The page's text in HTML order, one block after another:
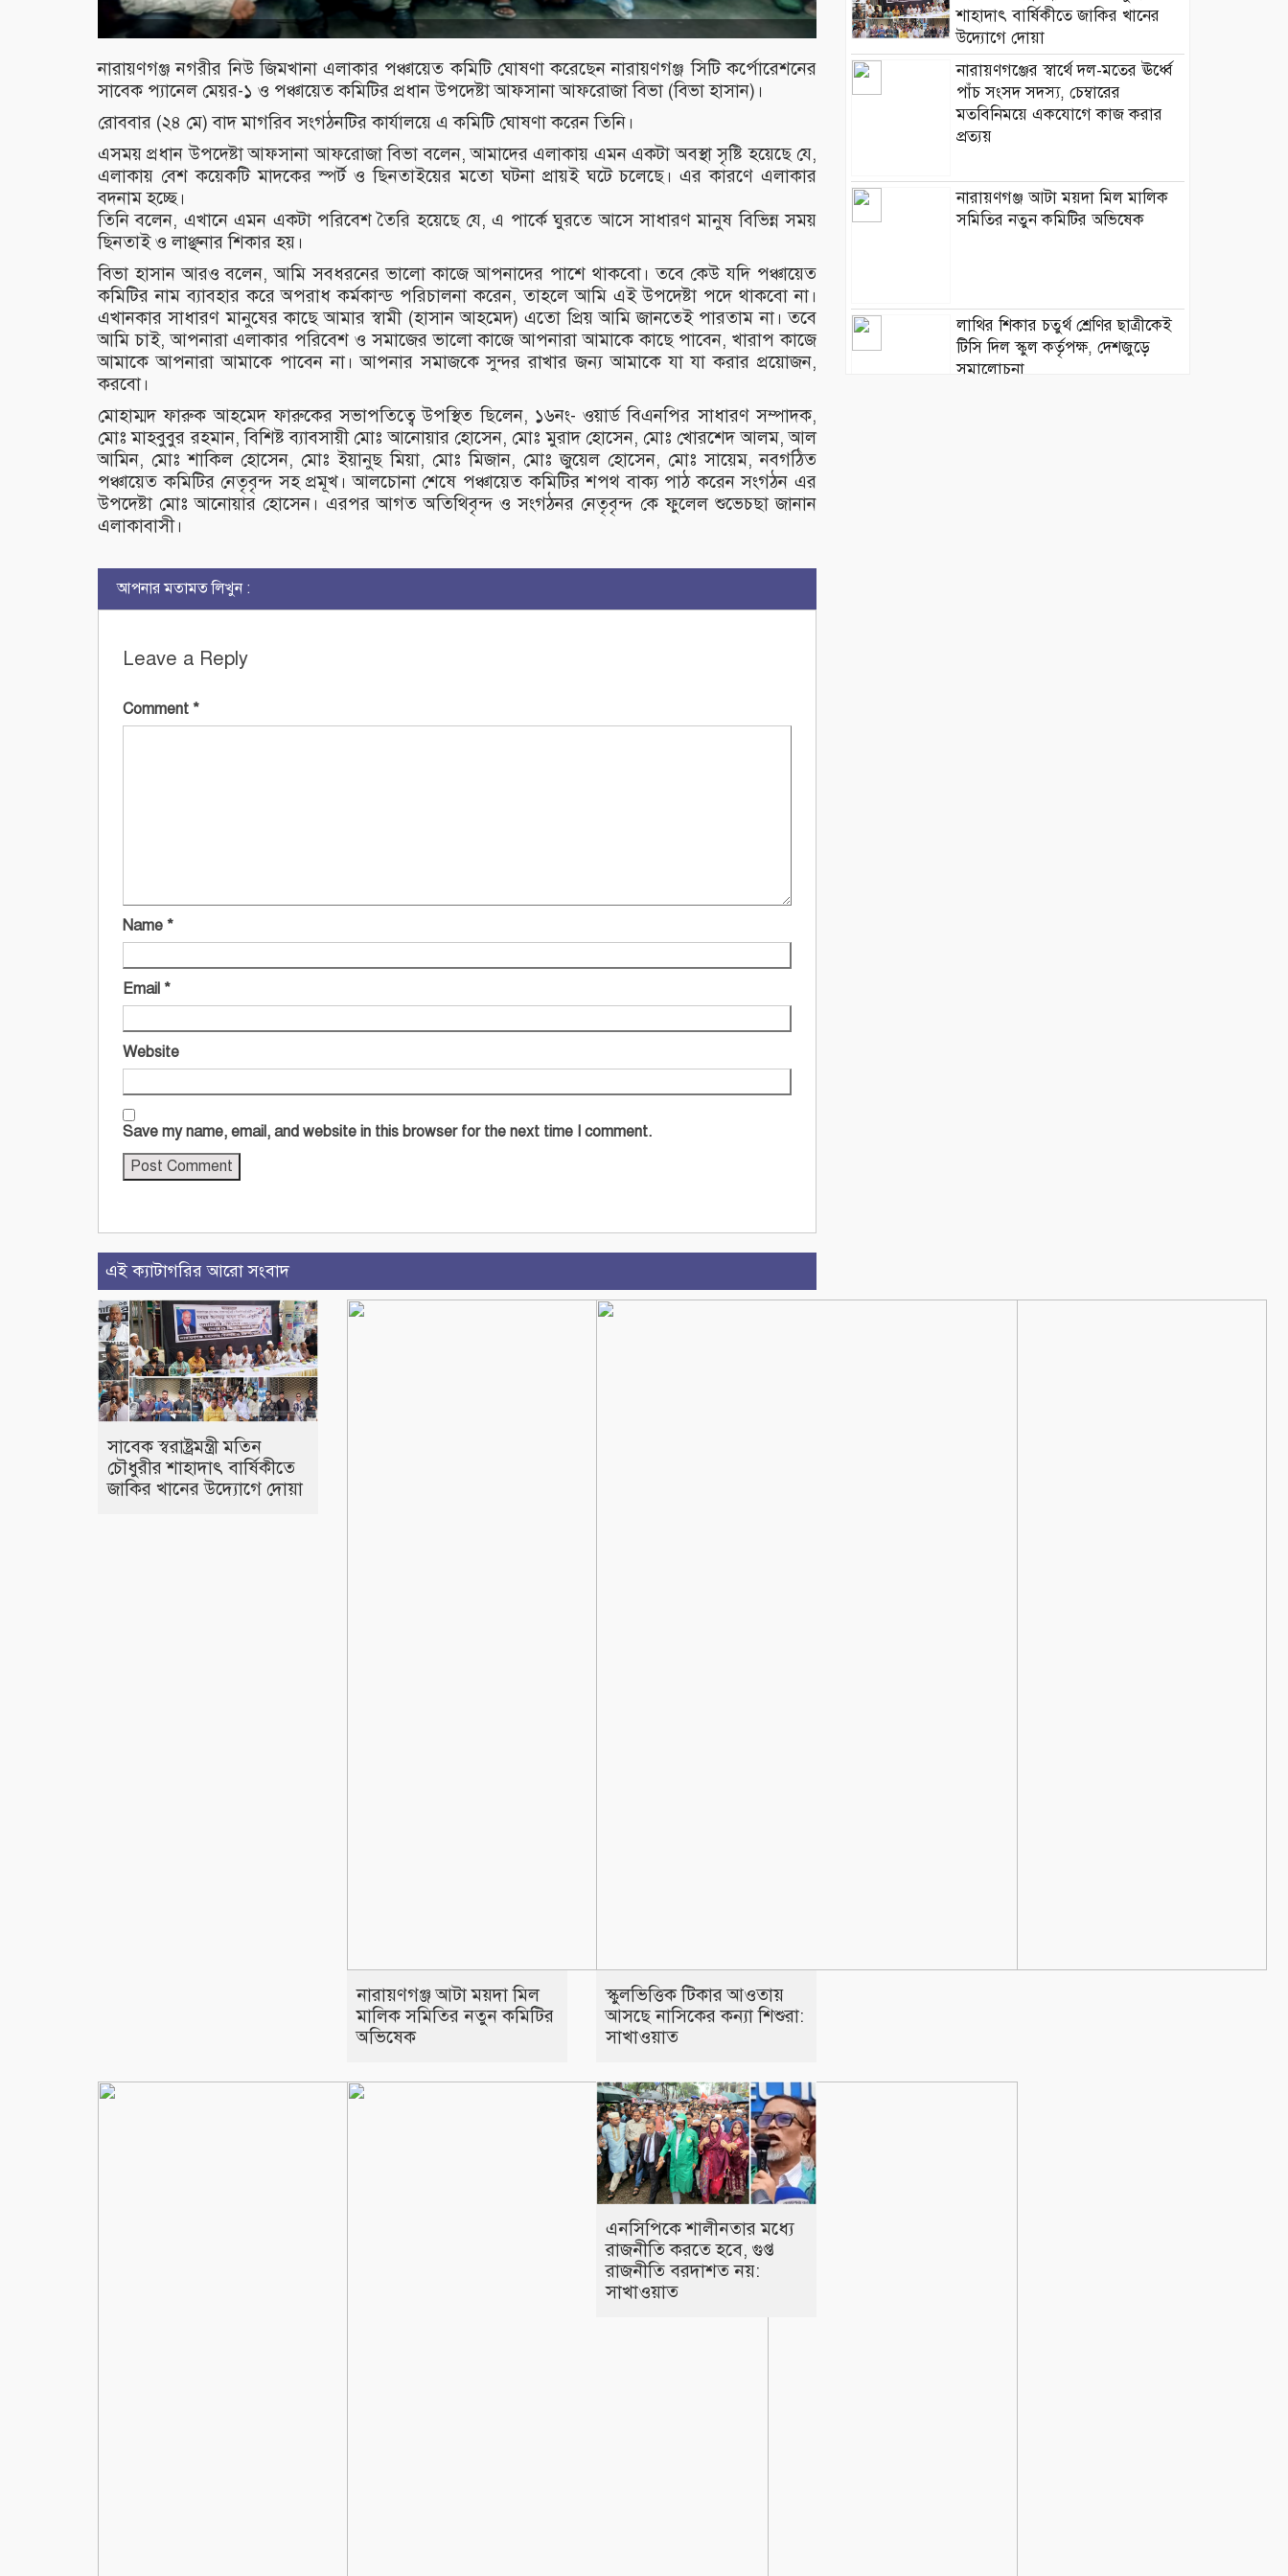
নারায়ণগঞ্জ নগরীর নিউ জিমখানা এলাকার পঞ্চায়েত কমিটি ঘোষণা করেছেন নারায়ণগঞ্জ সিটি কর্পোরেশনের
সাবেক প্যানেল মেয়র-১ ও পঞ্চায়েত কমিটির প্রধান উপদেষ্টা আফসানা আফরোজা বিভা (বিভা হাসান)।
রোববার (২৪ মে) বাদ মাগরিব সংগঠনটির কার্যালয়ে এ কমিটি ঘোষণা করেন তিনি।
এসময় প্রধান উপদেষ্টা আফসানা আফরোজা বিভা বলেন, আমাদের এলাকায় এমন একটা অবস্থা সৃষ্টি হয়েছে যে,
এলাকায় বেশ কয়েকটি মাদকের স্পর্ট ও ছিনতাইয়ের মতো ঘটনা প্রায়ই ঘটে চলেছে। এর কারণে এলাকার
বদনাম হচ্ছে।
তিনি বলেন, এখানে এমন একটা পরিবেশ তৈরি হয়েছে যে, এ পার্কে ঘুরতে আসে সাধারণ মানুষ বিভিন্ন সময়
ছিনতাই ও লাঞ্ছনার শিকার হয়।
বিভা হাসান আরও বলেন, আমি সবধরনের ভালো কাজে আপনাদের পাশে থাকবো। তবে কেউ যদি পঞ্চায়েত
কমিটির নাম ব্যাবহার করে অপরাধ কর্মকান্ড পরিচালনা করেন, তাহলে আমি এই উপদেষ্টা পদে থাকবো না।
এখানকার সাধারণ মানুষের কাছে আমার স্বামী (হাসান আহমেদ) এতো প্রিয় আমি জানতেই পারতাম না। তবে
আমি চাই, আপনারা এলাকার পরিবেশ ও সমাজের ভালো কাজে আপনারা আমাকে কাছে পাবেন, খারাপ কাজে
আমাকে আপনারা আমাকে পাবেন না। আপনার সমাজকে সুন্দর রাখার জন্য আমাকে যা যা করার প্রয়োজন,
করবো।
মোহাম্মদ ফারুক আহমেদ ফারুকের সভাপতিত্বে উপস্থিত ছিলেন, ১৬নং- ওয়ার্ড বিএনপির সাধারণ সম্পাদক,
মোঃ মাহবুবুর রহমান, বিশিষ্ট ব্যাবসায়ী মোঃ আনোয়ার হোসেন, মোঃ মুরাদ হোসেন, মোঃ খোরশেদ আলম, আল
আমিন, মোঃ শাকিল হোসেন, মোঃ ইয়ানুছ মিয়া, মোঃ মিজান, মোঃ জুয়েল হোসেন, মোঃ সায়েম, নবগঠিত
পঞ্চায়েত কমিটির নেতৃবৃন্দ সহ প্রমূখ। আলচোনা শেষে পঞ্চায়েত কমিটির শপথ বাক্য পাঠ করেন সংগঠন এর
উপদেষ্টা মোঃ আনোয়ার হোসেন। এরপর আগত অতিথিবৃন্দ ও সংগঠনর নেতৃবৃন্দ কে ফুলেল শুভেচছা জানান
এলাকাবাসী।
আপনার মতামত লিখুন :
Leave a Reply
Comment *
Name *
Email *
Website
Save my name, email, and website in this browser for the next time I comment.
এই ক্যাটাগরির আরো সংবাদ
সাবেক স্বরাষ্ট্রমন্ত্রী মতিন
চৌধুরীর শাহাদাৎ বার্ষিকীতে
জাকির খানের উদ্যোগে দোয়া
নারায়ণগঞ্জ আটা ময়দা মিল
মালিক সমিতির নতুন কমিটির
অভিষেক
স্কুলভিত্তিক টিকার আওতায়
আসছে নাসিকের কন্যা শিশুরা:
সাখাওয়াত
এনসিপিকে শালীনতার মধ্যে
রাজনীতি করতে হবে, গুপ্ত
রাজনীতি বরদাশত নয়:
সাখাওয়াত
শাহাদাৎ বার্ষিকীতে জাকির খানের
উদ্যোগে দোয়া
নারায়ণগঞ্জের স্বার্থে দল-মতের ঊর্ধ্বে
পাঁচ সংসদ সদস্য, চেম্বারের
মতবিনিময়ে একযোগে কাজ করার
প্রত্যয়
নারায়ণগঞ্জ আটা ময়দা মিল মালিক
সমিতির নতুন কমিটির অভিষেক
লাথির শিকার চতুর্থ শ্রেণির ছাত্রীকেই
টিসি দিল স্কুল কর্তৃপক্ষ, দেশজুড়ে
সমালোচনা